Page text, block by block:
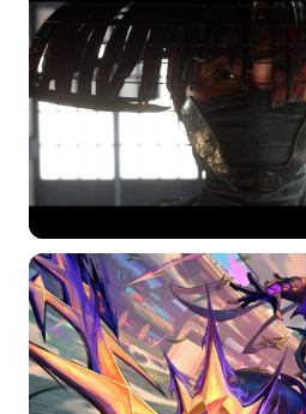
分类
标签 (逗号分隔)
常用标签:4K壁纸 Bizhi Gallery 拾光壁纸